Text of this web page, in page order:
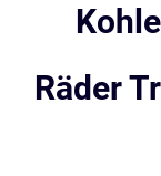
Räder